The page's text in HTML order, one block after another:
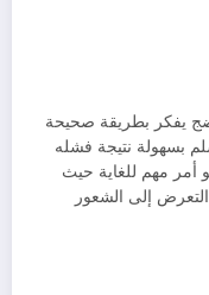
يفكر بطريقة صحيحة
بسهولة نتيجة فشله
أمر مهم للغاية حيث
إلى الشعور